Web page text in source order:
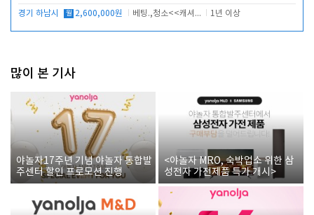
경기 하남시 월 2,600,000원 베팅.,청소<<캐셔 모셔봅니다. 1년 이상
많이 본 기사
야놀자17주년 기념 야놀자 통합발
주센터 할인 프로모션 진행
<야놀자 MRO, 숙박업소 위한 삼
성전자 가전제품 특가 개시>